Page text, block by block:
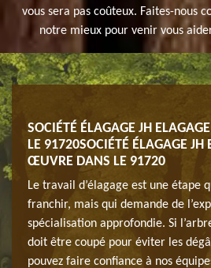
vous sera pas coûteux. Faites-nous
notre mieux pour venir vous
SOCIÉTÉ ÉLAGAGE JH
LE 91720SOCIÉTÉ ÉLAGAGE JH
ŒUVRE DANS LE 91720
Le travail d’élagage est une étape
franchir, mais qui demande de
spécialisation approfondie. Si
doit être coupé pour éviter les
pouvez faire confiance à nos